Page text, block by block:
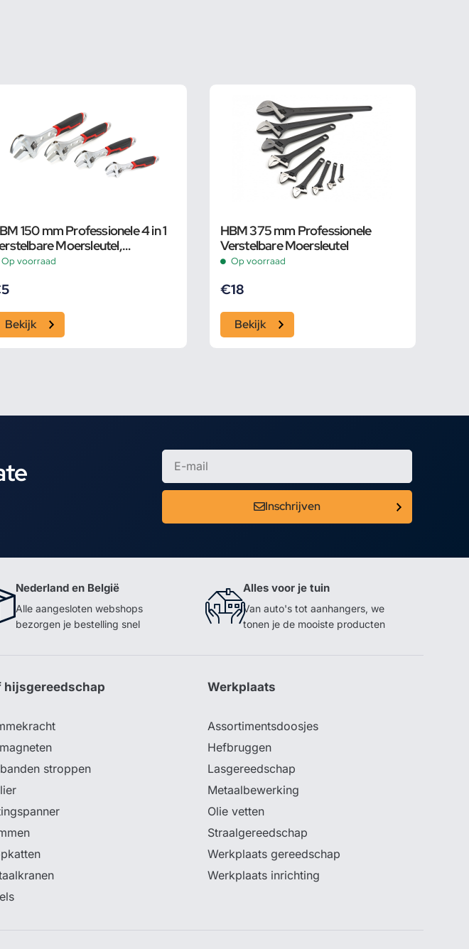
150 mm Professionele 4 in 1
Moersleutel,
Op voorraad
5
Bekijk
HBM 375 mm Professionele
Verstelbare Moersleutel
Op voorraad
€18
Bekijk
Inschrijven
Nederland en België
Alle aangesloten webshops
bezorgen je bestelling snel
Alles voor je tuin
Van auto's tot aanhangers, we
tonen je de mooiste producten
hijsgereedschap
stroppen
Werkplaats
Assortimentsdoosjes
Hefbruggen
Lasgereedschap
Metaalbewerking
Olie vetten
Straalgereedschap
Werkplaats gereedschap
Werkplaats inrichting